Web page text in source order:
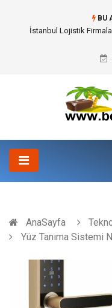
BU
Dalaman Bozburun
AnaSayfa
Yüz Tanıma Sistemi